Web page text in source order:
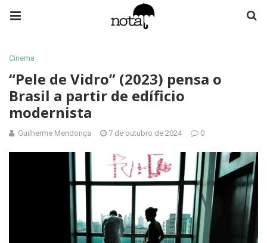
Cinema
“Pele de Vidro” (2023) pensa o
Brasil a partir de edíficio
modernista
Guilherme Mendonça 7 de outubro de 2024 0